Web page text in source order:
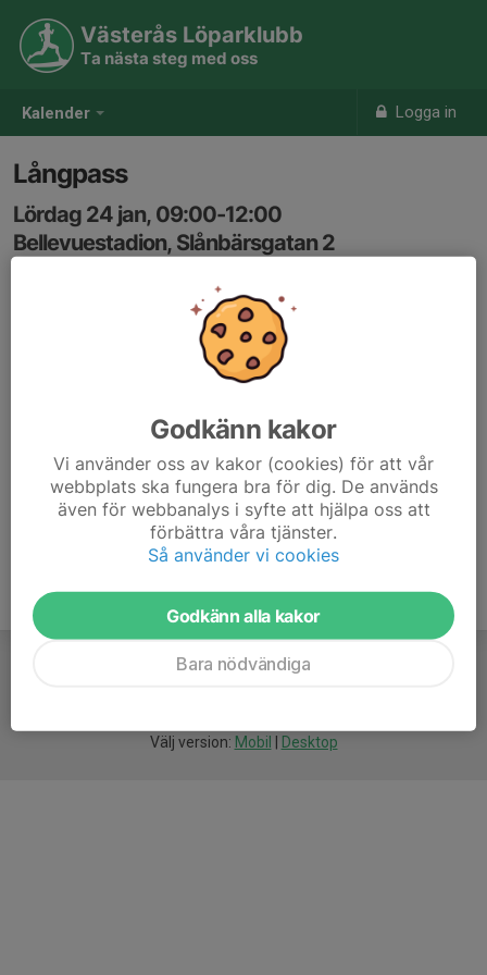
Kalender Logga in
Västerås Löparklubb
Ta nästa steg med oss
Långpass
Lördag 24 jan, 09:00-12:00
Bellevuestadion, Slånbärsgatan 2
ca 20-30km i 5- och 6 min/km fart
Välj version: Mobil Desktop
Godkänn kakor
Vi använder oss av kakor (cookies) för att vår
webbplats ska fungera bra för dig. De används
även för webbanalys i syfte att hjälpa oss att
förbättra våra tjänster.
Så använder vi cookies
Godkänn alla kakor
Bara nödvändiga